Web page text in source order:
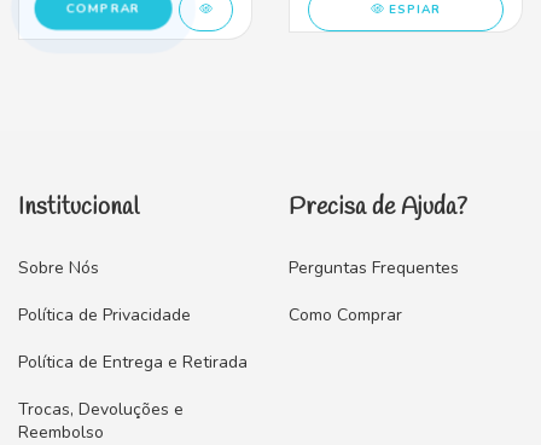
ESPIAR
Institucional
Sobre Nós
Política de Privacidade
Política de Entrega e Retirada
Trocas, Devoluções e
Reembolso
Precisa de Ajuda?
Perguntas Frequentes
Como Comprar